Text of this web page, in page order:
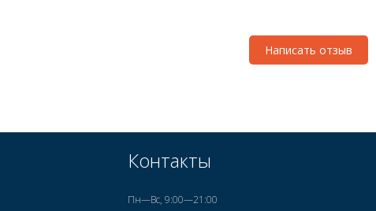
Написать отзыв
Контакты
Пн—Вс, 9:00—21:00